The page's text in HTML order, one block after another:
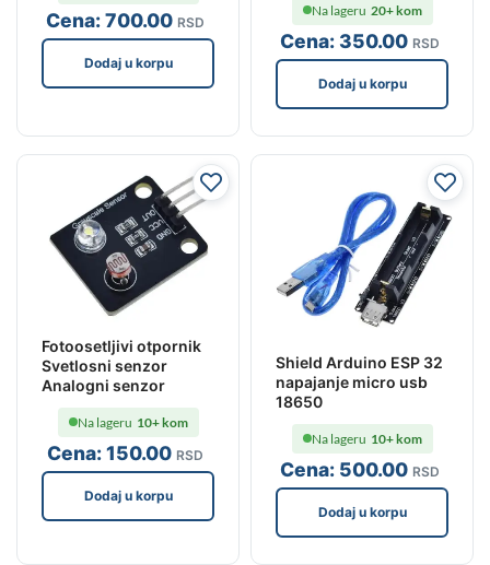
Cena:700.00 RSD
Dodaj u korpu
Cena:350.00 RSD
Na lageru 20+ kom
Dodaj u korpu
Fotoosetljivi otpornik
Svetlosni senzor
Analogni senzor
Cena:150.00 RSD
Na lageru 10+ kom
Dodaj u korpu
Shield Arduino ESP 32
napajanje micro usb
18650
Cena: 500.00 RSD
Na lageru 10+ kom
Dodaj u korpu